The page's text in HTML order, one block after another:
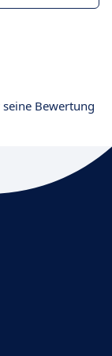
seine Bewertung